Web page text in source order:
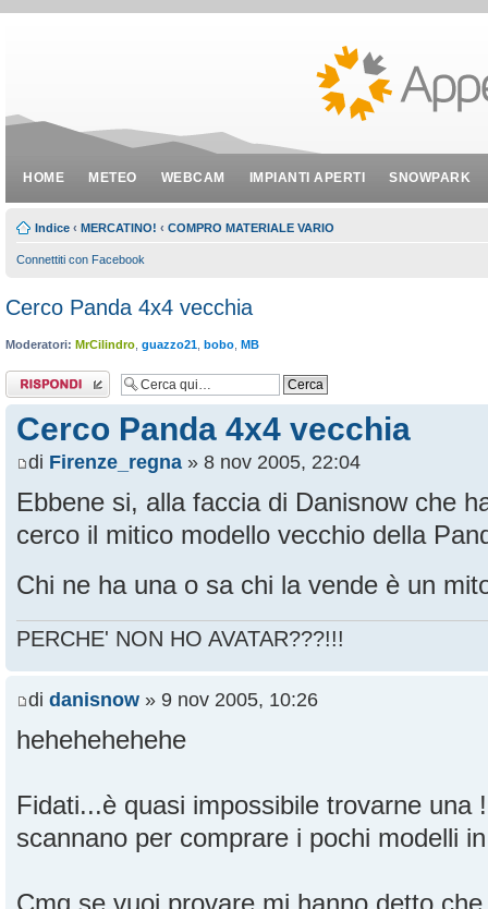
HOME METEO WEBCAM IMPIANTI APERTI SNOWPARK
Indice ‹ MERCATINO! ‹ COMPRO MATERIALE VARIO
Connettiti con Facebook
Cerco Panda 4x4 vecchia
Moderatori: MrCilindro guazzo21 bobo MB
Rispondi al
messaggio
Cerco Panda 4x4 vecchia
di Firenze_regna » 8 nov 2005, 22:04
Ebbene si, alla faccia di Danisnow che
cerco il mitico modello vecchio della
Chi ne ha una o sa chi la vende è un
PERCHE' NON HO AVATAR???!!!
di danisnow » 9 nov 2005, 10:26
hehehehehehe
Fidati...è quasi impossibile trovarne una
scannano per comprare i pochi modelli
Cmq se vuoi provare mi hanno detto